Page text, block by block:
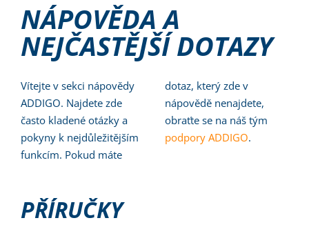
Reference
Blog
Kontakt
Hilfe & FAQ cs
Přihlásit se
NÁPOVĚDA A
NEJČASTĚJŠÍ DOTAZY
Vítejte v sekci nápovědy
ADDIGO. Najdete zde
často kladené otázky a
pokyny k nejdůležitějším
funkcím. Pokud máte
dotaz, který zde v
nápovědě nenajdete,
obraťte se na náš tým
podpory ADDIGO.
PŘÍRUČKY